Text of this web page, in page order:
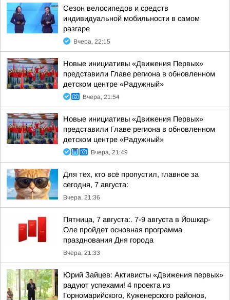
Сезон велосипедов и средств
индивидуальной мобильности в самом
разгаре
Вчера, 22:15
Новые инициативы «Движения Первых»
представили Главе региона в обновленном
детском центре «Радужный»
Вчера, 21:54
Новые инициативы «Движения Первых»
представили Главе региона в обновленном
детском центре «Радужный»
Вчера, 21:49
Для тех, кто всё пропустил, главное за
сегодня, 7 августа:
Вчера, 21:36
Пятница, 7 августа:. 7-9 августа в Йошкар-
Оле пройдет основная программа
празднования Дня города
Вчера, 21:33
Юрий Зайцев: Активисты «Движения первых»
радуют успехами! 4 проекта из
Горномарийского, Куженерского районов,